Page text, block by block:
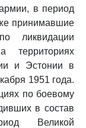
в период
принимавшие
ликвидации
территориях
и Эстонии в
1951 года.
по боевому
в состав
Великой